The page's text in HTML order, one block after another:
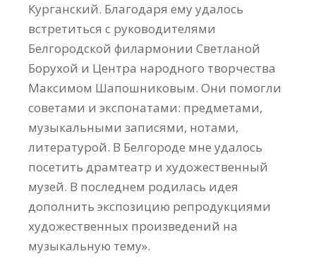
Курганский. Благодаря ему удалось
встретиться с руководителями
Белгородской филармонии Светланой
Борухой и Центра народного творчества
Максимом Шапошниковым. Они помогли
советами и экспонатами: предметами,
музыкальными записями, нотами,
литературой. В Белгороде мне удалось
посетить драмтеатр и художественный
музей. В последнем родилась идея
дополнить экспозицию репродукциями
художественных произведений на
музыкальную тему».